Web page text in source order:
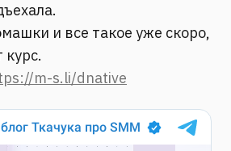
и все такое уже скоро,
курс.
m-s.li/dnative